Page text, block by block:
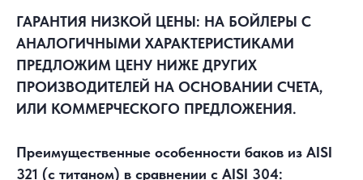
ГАРАНТИЯ НИЗКОЙ ЦЕНЫ: НА БОЙЛЕРЫ С
АНАЛОГИЧНЫМИ ХАРАКТЕРИСТИКАМИ
ПРЕДЛОЖИМ ЦЕНУ НИЖЕ ДРУГИХ
ПРОИЗВОДИТЕЛЕЙ НА ОСНОВАНИИ СЧЕТА,
ИЛИ КОММЕРЧЕСКОГО ПРЕДЛОЖЕНИЯ.
Преимущественные особенности баков из AISI
321 (с титаном) в сравнении с AISI 304: